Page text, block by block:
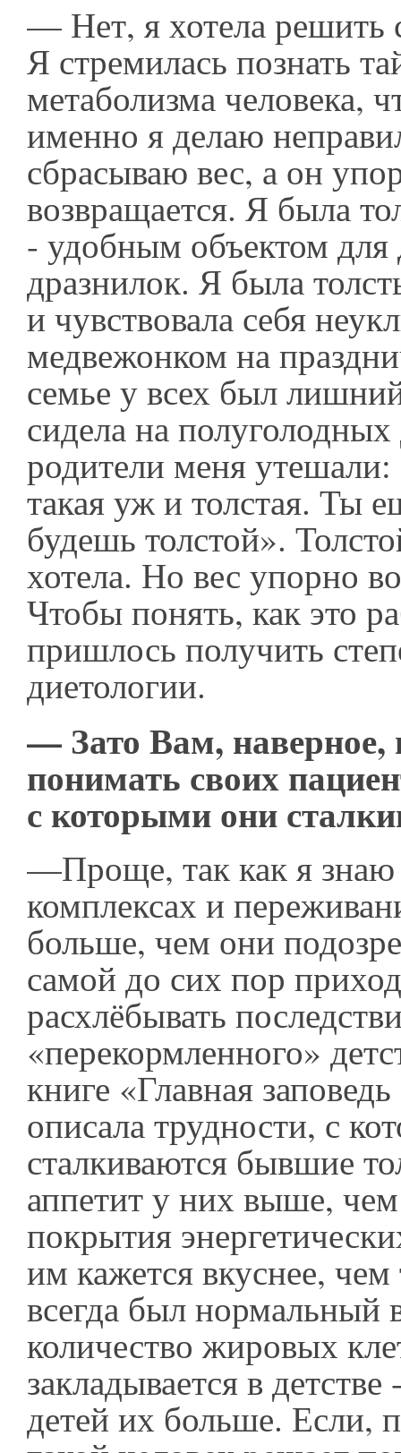
— Нет, я хотела решить
Я стремилась познать
метаболизма человека,
именно я делаю
сбрасываю вес, а он
возвращается. Я была
- удобным объектом для
дразнилок. Я была
и чувствовала себя
медвежонком на
семье у всех был
сидела на полуголодных
родители меня
такая уж и толстая. Ты
будешь толстой».
хотела. Но вес упорно
Чтобы понять, как это
пришлось получить
диетологии.
— Зато Вам,
понимать своих
с которыми они
—Проще, так как я
комплексах и
больше, чем они
самой до сих пор
расхлёбывать
«перекормленного»
книге «Главная
описала трудности, с
сталкиваются бывшие
аппетит у них выше,
покрытия
им кажется вкуснее,
всегда был нормальный
количество жировых
закладывается в
детей их больше. Если,